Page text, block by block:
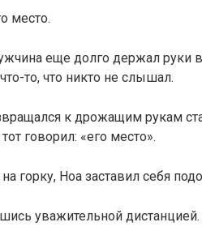
место.
еще долго держал руки
то, что никто не слышал.
к дрожащим рукам
говорил: «его место».
горку, Ноа заставил себя
уважительной дистанцией.